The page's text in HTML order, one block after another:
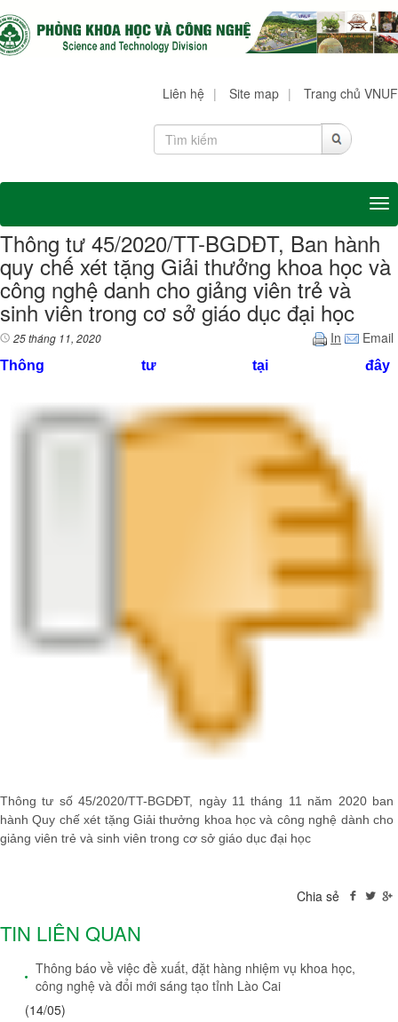
Liên hệ | Site map | Trang chủ VNUF
Thông tư 45/2020/TT-BGDĐT, Ban hành
quy chế xét tặng Giải thưởng khoa học và
công nghệ danh cho giảng viên trẻ và
sinh viên trong cơ sở giáo dục đại học
25 tháng 11, 2020 In Email
Thông tư tại đây
Thông tư số 45/2020/TT-BGDĐT, ngày 11 tháng 11 năm 2020 ban
hành Quy chế xét tặng Giải thưởng khoa học và công nghệ dành cho
giảng viên trẻ và sinh viên trong cơ sở giáo dục đại học
Chia sẻ
TIN LIÊN QUAN
Thông báo về việc đề xuất, đặt hàng nhiệm vụ khoa học,
công nghệ và đổi mới sáng tạo tỉnh Lào Cai
(14/05)